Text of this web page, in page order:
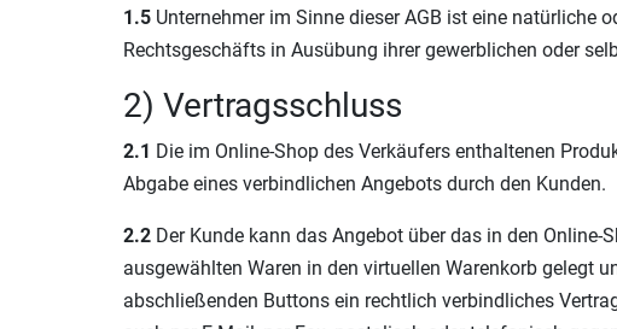
1.5 Unternehmer im Sinne dieser AGB ist eine natürliche
Rechtsgeschäfts in Ausübung ihrer gewerblichen oder
2) Vertragsschluss
2.1 Die im Online-Shop des Verkäufers enthaltenen
Abgabe eines verbindlichen Angebots durch den Kunden.
2.2 Der Kunde kann das Angebot über das in den
ausgewählten Waren in den virtuellen Warenkorb gelegt
abschließenden Buttons ein rechtlich verbindliches